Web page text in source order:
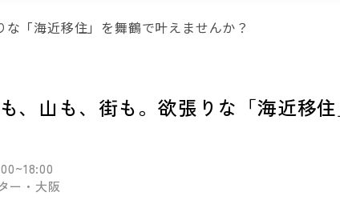
「海近移住」を舞鶴で叶えませんか？
も、山も、街も。欲張りな「海近移
ー・大阪